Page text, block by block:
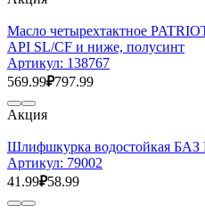
Масло четырехтактное
API SL/CF и ниже, полусинт
Артикул: 138767
569.99₽797.99
Акция
Шлифшкурка водостойкая
Артикул: 79002
41.99₽58.99